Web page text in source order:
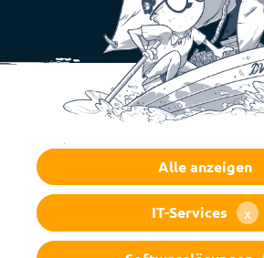
Deutsch Français
Alle anzeigen
IT-Services x